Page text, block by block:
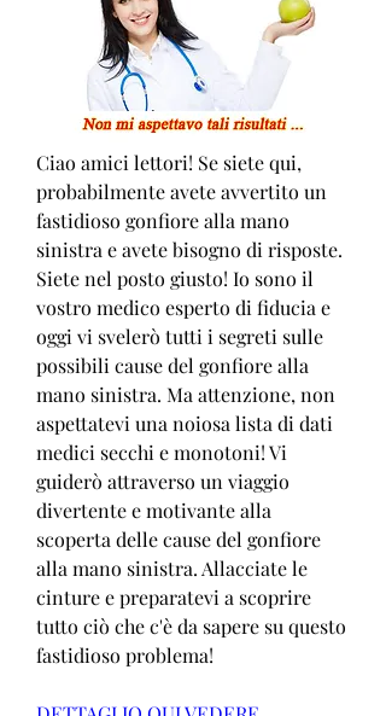
Ciao amici lettori! Se siete qui,
probabilmente avete avvertito un
fastidioso gonfiore alla mano
sinistra e avete bisogno di risposte.
Siete nel posto giusto! Io sono il
vostro medico esperto di fiducia e
oggi vi svelerò tutti i segreti sulle
possibili cause del gonfiore alla
mano sinistra. Ma attenzione, non
aspettatevi una noiosa lista di dati
medici secchi e monotoni! Vi
guiderò attraverso un viaggio
divertente e motivante alla
scoperta delle cause del gonfiore
alla mano sinistra. Allacciate le
cinture e preparatevi a scoprire
tutto ciò che c'è da sapere su questo
fastidioso problema!